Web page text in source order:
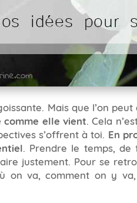
Mais que l’on
elle vient . Cela
s’offrent à toi. En
. Prendre le temps,
justement. Pour se
on va, comment on y